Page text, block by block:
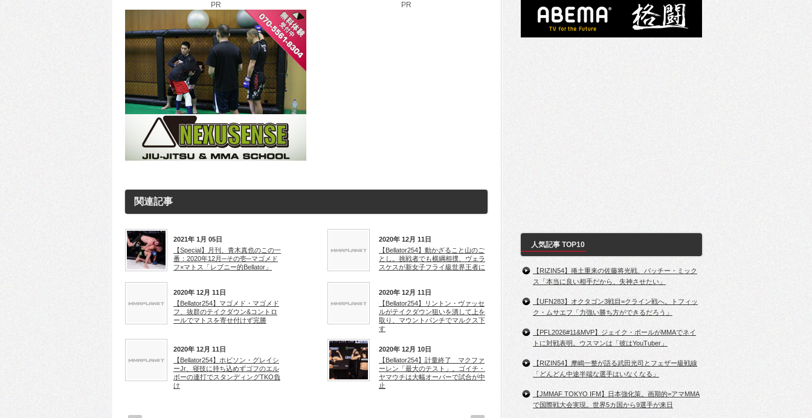
PR PR
関連記事
2021年 1月 05日
【Special】月刊、青木真也のこの一
番：2020年12月─その壱─マゴメド
フ×マトス「レブニー的Bellator」
2020年 12月 11日
【Bellator254】動かざること山のご
とし。挑戦者でも横綱相撲、ヴェラ
スケスが新女子フライ級世界王者に
2020年 12月 11日
【Bellator254】マゴメド・マゴメド
フ、抜群のテイクダウン&コントロ
ールでマトスを寄せ付けず完勝
2020年 12月 11日
【Bellator254】リントン・ヴァッセ
ルがテイクダウン狙いを潰して上を
取り、マウントパンチでマルクス下
す
2020年 12月 11日
【Bellator254】ホビソン・グレイシ
ーJr、寝技に持ち込めずゴフのエル
ボーの連打でスタンディングTKO負
け
2020年 12月 10日
【Bellator254】計量終了 マクファ
ーレン「最大のテスト」。ゴイチ・
ヤマウチは大幅オーバーで試合が中
止
人気記事 TOP10
【RIZIN54】捲土重来の佐藤将光戦、パッチー・ミック
ス「本当に良い相手だから、失神させたい」
【UFN283】オクタゴン3戦目=クライン戦へ。トフィッ
ク・ムサエフ「力強い勝ち方ができるだろう」
【PFL2026#11&MVP】ジェイク・ポールがMMAでネイ
トに対戦表明。ウスマンは「彼はYouTuber」
【RIZIN54】摩嶋一整が語る武田光司とフェザー級戦線
「どんどん中途半端な選手はいなくなる」
【JMMAF TOKYO IFM】日本強化策。画期的=アマMMA
で国際戦大会実現。世界5カ国から9選手が来日